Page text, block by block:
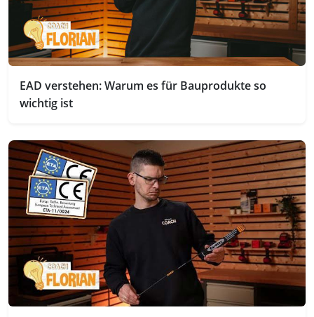
EAD verstehen: Warum es für Bauprodukte so
wichtig ist